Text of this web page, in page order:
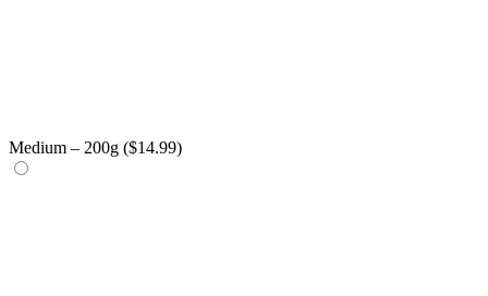
Medium – 200g ($14.99)